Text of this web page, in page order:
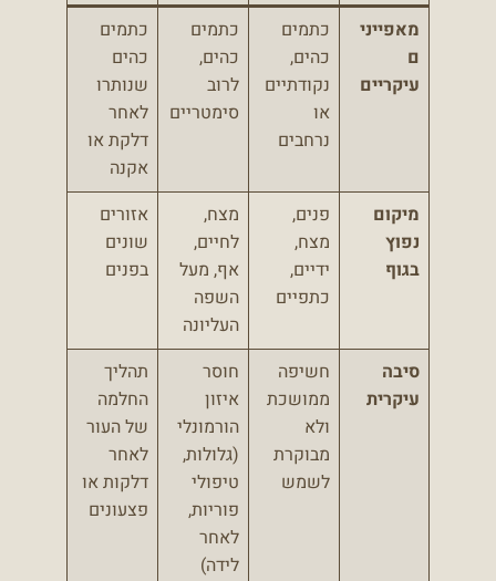
מאפייני
ם
עיקריים
כתמים
כהים,
נקודתיים
או
נרחבים
כתמים
כהים,
לרוב
סימטריים
כתמים
כהים
שנותרו
לאחר
דלקת או
אקנה
מיקום
נפוץ
בגוף
פנים,
מצח,
ידיים,
כתפיים
מצח,
לחיים,
אף, מעל
השפה
העליונה
אזורים
שונים
בפנים
סיבה
עיקרית
חשיפה
ממושכת
ולא
מבוקרת
לשמש
חוסר
איזון
הורמונלי
(גלולות,
טיפולי
פוריות,
לאחר
לידה)
תהליך
החלמה
של העור
לאחר
דלקות או
פצעונים